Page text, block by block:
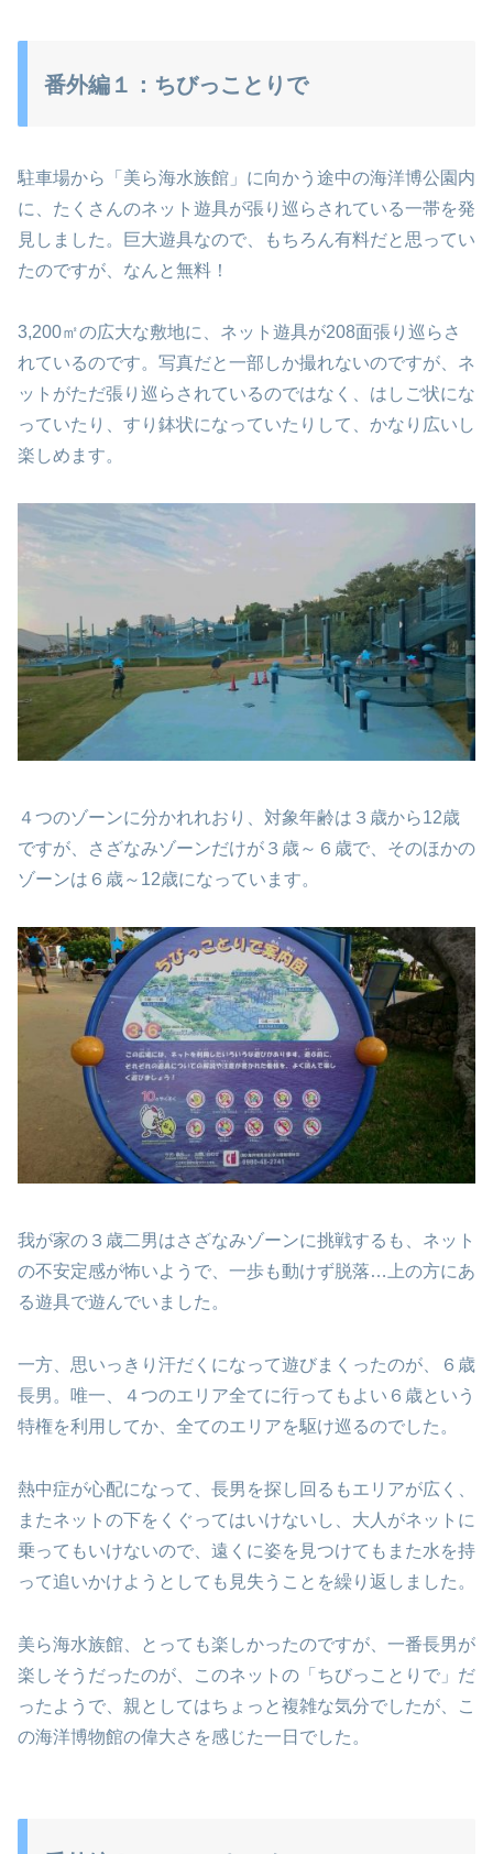
番外編１：ちびっことりで
駐車場から「美ら海水族館」に向かう途中の海洋博公園内
に、たくさんのネット遊具が張り巡らされている一帯を発
見しました。巨大遊具なので、もちろん有料だと思ってい
たのですが、なんと無料！
3,200㎡の広大な敷地に、ネット遊具が208面張り巡らさ
れているのです。写真だと一部しか撮れないのですが、ネ
ットがただ張り巡らされているのではなく、はしご状にな
っていたり、すり鉢状になっていたりして、かなり広いし
楽しめます。
４つのゾーンに分かれれおり、対象年齢は３歳から12歳
ですが、さざなみゾーンだけが３歳～６歳で、そのほかの
ゾーンは６歳～12歳になっています。
我が家の３歳二男はさざなみゾーンに挑戦するも、ネット
の不安定感が怖いようで、一歩も動けず脱落…上の方にあ
る遊具で遊んでいました。
一方、思いっきり汗だくになって遊びまくったのが、６歳
長男。唯一、４つのエリア全てに行ってもよい６歳という
特権を利用してか、全てのエリアを駆け巡るのでした。
熱中症が心配になって、長男を探し回るもエリアが広く、
またネットの下をくぐってはいけないし、大人がネットに
乗ってもいけないので、遠くに姿を見つけてもまた水を持
って追いかけようとしても見失うことを繰り返しました。
美ら海水族館、とっても楽しかったのですが、一番長男が
楽しそうだったのが、このネットの「ちびっことりで」だ
ったようで、親としてはちょっと複雑な気分でしたが、こ
の海洋博物館の偉大さを感じた一日でした。